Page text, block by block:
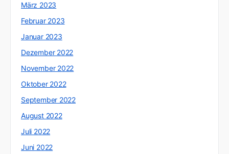
März 2023
Februar 2023
Januar 2023
Dezember 2022
November 2022
Oktober 2022
September 2022
August 2022
Juli 2022
Juni 2022